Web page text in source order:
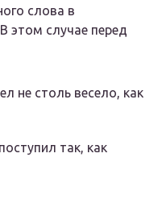
слова в
этом случае перед
не столь весело, как
так, как